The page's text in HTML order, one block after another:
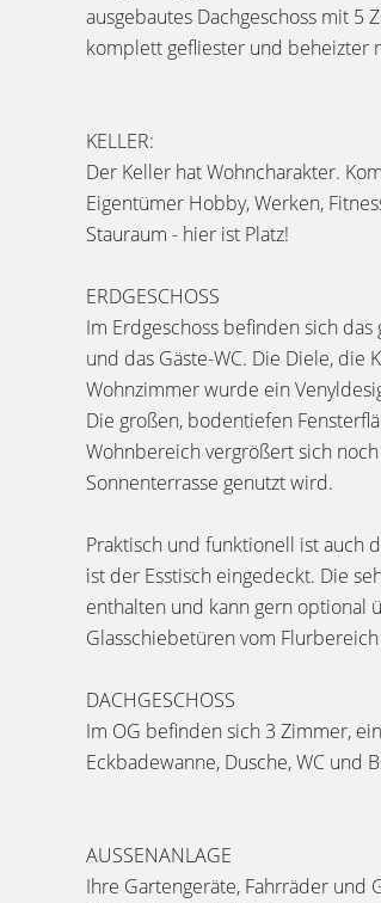
ausgebautes Dachgeschoss mit 5
komplett gefliester und beheizter
KELLER:
Der Keller hat Wohncharakter.
Eigentümer Hobby, Werken,
Stauraum - hier ist Platz!
ERDGESCHOSS
Im Erdgeschoss befinden sich
und das Gäste-WC. Die Diele, die
Wohnzimmer wurde ein
Die großen, bodentiefen
Wohnbereich vergrößert sich
Sonnenterrasse genutzt wird.
Praktisch und funktionell ist auch
ist der Esstisch eingedeckt. Die
enthalten und kann gern optional
Glasschiebetüren vom
DACHGESCHOSS
Im OG befinden sich 3 Zimmer,
Eckbadewanne, Dusche, WC und
AUSSENANLAGE
Ihre Gartengeräte, Fahrräder und